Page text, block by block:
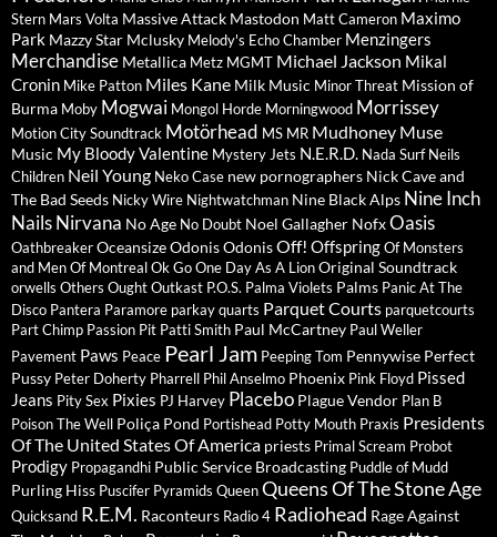
Stern Mars Volta Massive Attack Mastodon Matt Cameron Maximo
Park Mazzy Star Mclusky Melody's Echo Chamber Menzingers
Merchandise Metallica Metz MGMT Michael Jackson Mikal
Cronin Mike Patton Miles Kane Milk Music Minor Threat Mission of
Burma Moby Mogwai Mongol Horde Morningwood Morrissey
Motion City Soundtrack Motörhead MS MR Mudhoney Muse
Music My Bloody Valentine Mystery Jets N.E.R.D. Nada Surf Neils
Children Neil Young Neko Case new pornographers Nick Cave and
The Bad Seeds Nicky Wire Nightwatchman Nine Black Alps Nine Inch
Nails Nirvana No Age No Doubt Noel Gallagher NofxOasis
OathbreakerOceansizeOdonis OdonisOff! OffspringOf Monsters
and MenOf MontrealOk GoOne Day As A LionOriginal Soundtrack
orwells Others OughtOutkast P.O.S. Palma Violets Palms Panic At The
Disco Pantera Paramore parkay quarts Parquet Courts parquetcourts
Part Chimp Passion Pit Patti Smith Paul McCartney Paul Weller
Pavement Paws Peace Pearl Jam Peeping Tom Pennywise Perfect
Pussy Peter Doherty Pharrell Phil Anselmo Phoenix Pink Floyd Pissed
Jeans Pity Sex Pixies PJ Harvey Placebo Plague Vendor Plan B
Poison The Well Poliça Pond Portishead Potty Mouth Praxis Presidents
Of The United States Of America priests Primal Scream Probot
Prodigy Propagandhi Public Service Broadcasting Puddle of Mudd
Purling Hiss Puscifer Pyramids QueenQueens Of The Stone Age
Quicksand R.E.M. Raconteurs Radio 4 Radiohead Rage Against